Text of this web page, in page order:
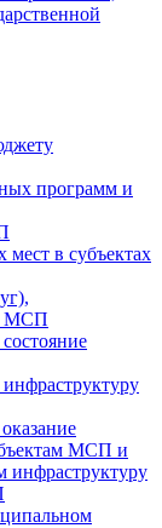
программ и
в субъектах
МСП
МСП и
инфраструктуру